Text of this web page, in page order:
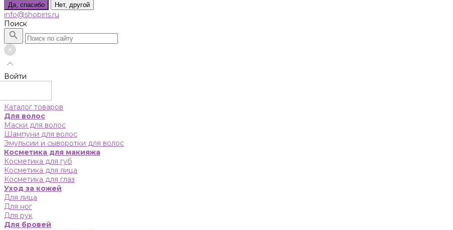
Да, спасибо Нет, другой
info@shopiris.ru
Поиск
Войти
Каталог товаров
Для волос
Маски для волос
Шампуни для волос
Эмульсии и сыворотки для волос
Косметика для макияжа
Косметика для губ
Косметика для лица
Косметика для глаз
Уход за кожей
Для лица
Для ног
Для рук
Для бровей